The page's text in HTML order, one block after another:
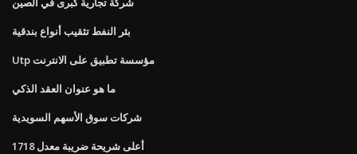
بئر النفط تثقيب أنواع بندقية
Utp مؤسسة تطبيق على الانترنت
ما هو عنوان العقد الذكي
شركات سوق الأسهم السويدية
أعلى شريحة ضريبة معدل 1718